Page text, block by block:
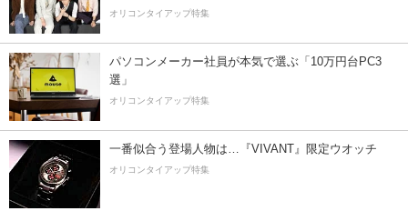
オリコンタイアップ特集
パソコンメーカー社員が本気で選ぶ「10万円台PC3
選」
オリコンタイアップ特集
一番似合う登場人物は…『VIVANT』限定ウオッチ
オリコンタイアップ特集